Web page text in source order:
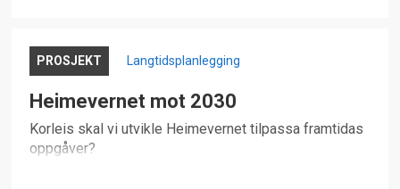
PROSJEKT Langtidsplanlegging
Heimevernet mot 2030
Korleis skal vi utvikle Heimevernet tilpassa framtidas
oppgåver?